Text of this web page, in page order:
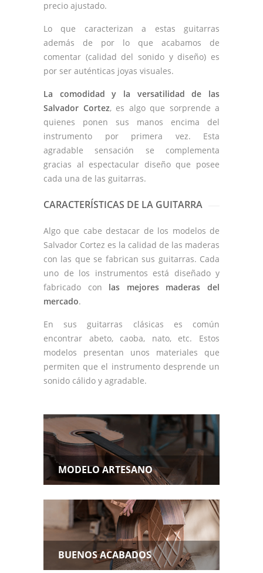
precio ajustado.
Lo que caracterizan a estas guitarras
además de por lo que acabamos de
comentar (calidad del sonido y diseño) es
por ser auténticas joyas visuales.
La comodidad y la versatilidad de las
Salvador Cortez, es algo que sorprende a
quienes ponen sus manos encima del
instrumento por primera vez. Esta
agradable sensación se complementa
gracias al espectacular diseño que posee
cada una de las guitarras.
CARACTERÍSTICAS DE LA GUITARRA
Algo que cabe destacar de los modelos de
Salvador Cortez es la calidad de las maderas
con las que se fabrican sus guitarras. Cada
uno de los instrumentos está diseñado y
fabricado con las mejores maderas del
mercado.
En sus guitarras clásicas es común
encontrar abeto, caoba, nato, etc. Estos
modelos presentan unos materiales que
permiten que el instrumento desprende un
sonido cálido y agradable.
MODELO ARTESANO
BUENOS ACABADOS